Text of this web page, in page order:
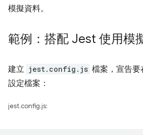
模擬資料。
範例：搭配 Jest 使用模
建立 jest.config.js 檔案，宣告要
設定檔案：
jest.config.js: